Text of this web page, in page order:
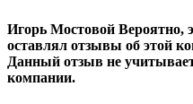
Игорь Мостовой Вероятно,
оставлял отзывы об этой
Данный отзыв не
компании.